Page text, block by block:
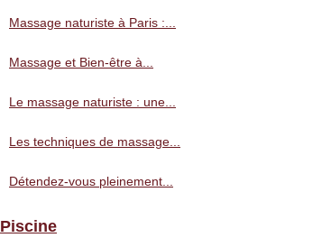
Massage naturiste à Paris :...
Massage et Bien-être à...
Le massage naturiste : une...
Les techniques de massage...
Détendez-vous pleinement...
Piscine